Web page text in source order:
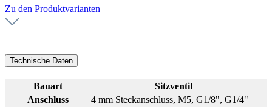
Zu den Produktvarianten
Technische Daten
Bauart
Sitzventil
Anschluss
4 mm Steckanschluss, M5, G1/8", G1/4"